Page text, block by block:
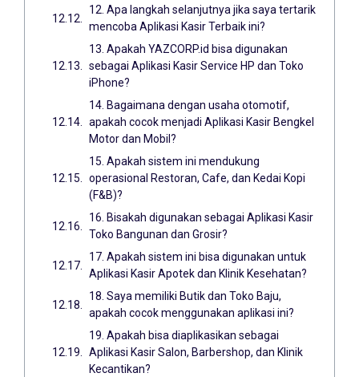
12. Apa langkah selanjutnya jika saya tertarik
mencoba Aplikasi Kasir Terbaik ini?
13. Apakah YAZCORP.id bisa digunakan
sebagai Aplikasi Kasir Service HP dan Toko
iPhone?
14. Bagaimana dengan usaha otomotif,
apakah cocok menjadi Aplikasi Kasir Bengkel
Motor dan Mobil?
15. Apakah sistem ini mendukung
operasional Restoran, Cafe, dan Kedai Kopi
(F&B)?
16. Bisakah digunakan sebagai Aplikasi Kasir
Toko Bangunan dan Grosir?
17. Apakah sistem ini bisa digunakan untuk
Aplikasi Kasir Apotek dan Klinik Kesehatan?
18. Saya memiliki Butik dan Toko Baju,
apakah cocok menggunakan aplikasi ini?
19. Apakah bisa diaplikasikan sebagai
Aplikasi Kasir Salon, Barbershop, dan Klinik
Kecantikan?